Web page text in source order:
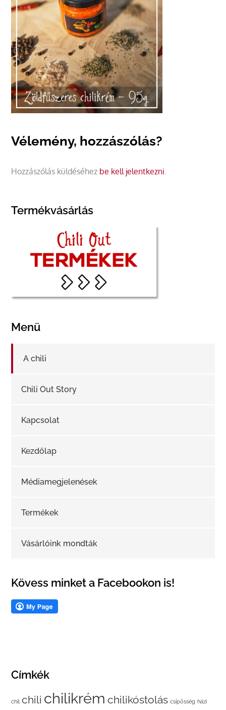
Vélemény, hozzászólás?
Hozzászólás küldéséhez be kell jelentkezni.
Termékvásárlás
Menü
A chili
Chili Out Story
Kapcsolat
Kezdőlap
Médiamegjelenések
Termékek
Vásárlóink mondták
Kövess minket a Facebookon is!
Címkék
chil chili chilikrém chilikóstolás csípősség házi